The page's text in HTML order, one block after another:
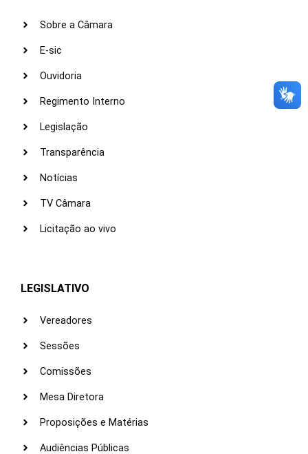
Sobre a Câmara
E-sic
Ouvidoria
Regimento Interno
Legislação
Transparência
Notícias
TV Câmara
Licitação ao vivo
LEGISLATIVO
Vereadores
Sessões
Comissões
Mesa Diretora
Proposições e Matérias
Audiências Públicas